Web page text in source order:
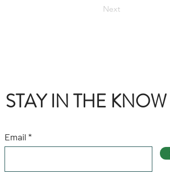
Next
STAY IN THE KNOW
Email